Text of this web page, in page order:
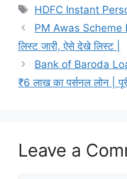
Tags
HDFC Instant
PM Awas Scheme
लिस्ट जारी, ऐसे देखे लिस्ट |
Bank of Baroda
₹6 लाख का पर्सनल लोन |
Leave a